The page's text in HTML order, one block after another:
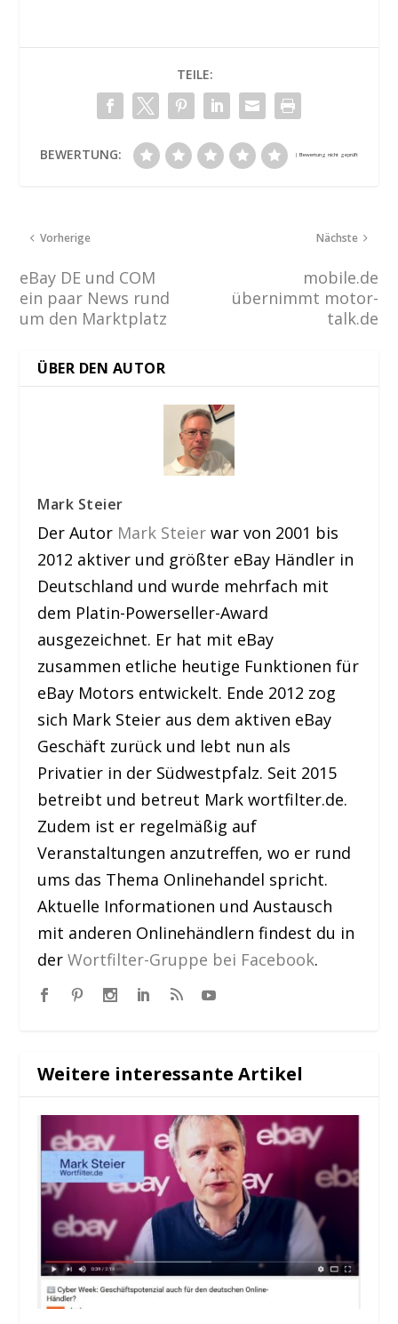
TEILE:
BEWERTUNG:
Vorherige
eBay DE und COM
ein paar News rund
um den Marktplatz
Nächste
mobile.de
übernimmt motor-
talk.de
ÜBER DEN AUTOR
Mark Steier
Der Autor Mark Steier war von 2001 bis
2012 aktiver und größter eBay Händler in
Deutschland und wurde mehrfach mit
dem Platin-Powerseller-Award
ausgezeichnet. Er hat mit eBay
zusammen etliche heutige Funktionen für
eBay Motors entwickelt. Ende 2012 zog
sich Mark Steier aus dem aktiven eBay
Geschäft zurück und lebt nun als
Privatier in der Südwestpfalz. Seit 2015
betreibt und betreut Mark wortfilter.de.
Zudem ist er regelmäßig auf
Veranstaltungen anzutreffen, wo er rund
ums das Thema Onlinehandel spricht.
Aktuelle Informationen und Austausch
mit anderen Onlinehändlern findest du in
derWortfilter-Gruppe bei Facebook.
Weitere interessante Artikel